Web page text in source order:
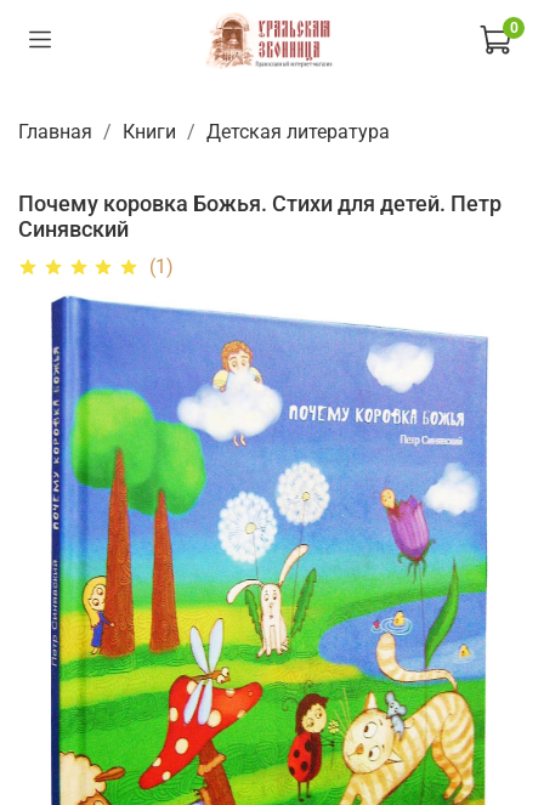
0
Главная Книги Детская литература
Почему коровка Божья. Стихи для детей. Петр
Синявский
(1)